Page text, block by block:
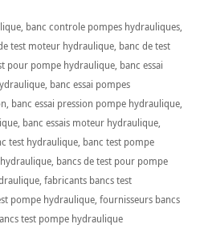
, banc controle pompes hydrauliques,
test moteur hydraulique, banc de test
pour pompe hydraulique, banc essai
, banc essai pompes
, banc essai pression pompe hydraulique,
, banc essais moteur hydraulique,
test hydraulique, banc test pompe
, bancs de test pour pompe
, fabricants bancs test
pompe hydraulique, fournisseurs bancs
test pompe hydraulique